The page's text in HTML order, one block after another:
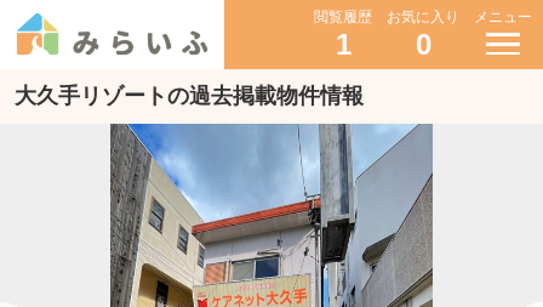
閲覧履歴
1
お気に入り
0
メニュー
大久手リゾートの過去掲載物件情報